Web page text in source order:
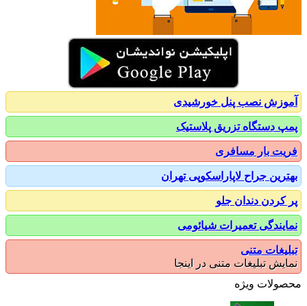
نصب پنل خورشیدی
دستگاه تزریق پلاستیک
بار مسافری
جراح لاپاراسکوپی تهران
دندان جلو
تعمیرات شیائومی
متنی
تبلیغات متنی در اینجا
ویژه